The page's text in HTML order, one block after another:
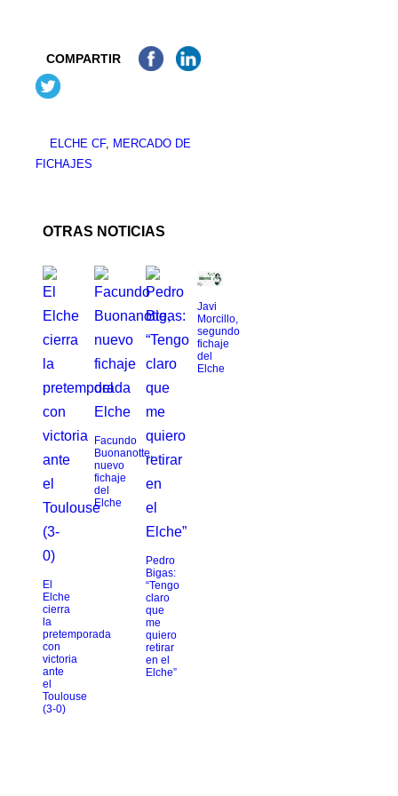
COMPARTIR
ELCHE CF, MERCADO DE
FICHAJES
OTRAS NOTICIAS
El
Elche
cierra
la
pretemporada
con
victoria
ante
el
Toulouse
(3-0)
Facundo
Buonanotte,
nuevo
fichaje
del
Elche
Pedro
Bigas:
“Tengo
claro
que
me
quiero
retirar
en el
Elche”
Javi
Morcillo,
segundo
fichaje
del
Elche